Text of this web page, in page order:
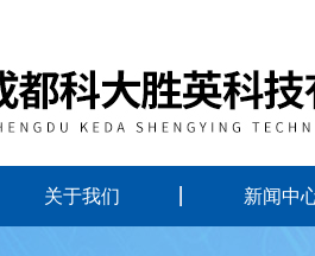
关于我们 新闻中